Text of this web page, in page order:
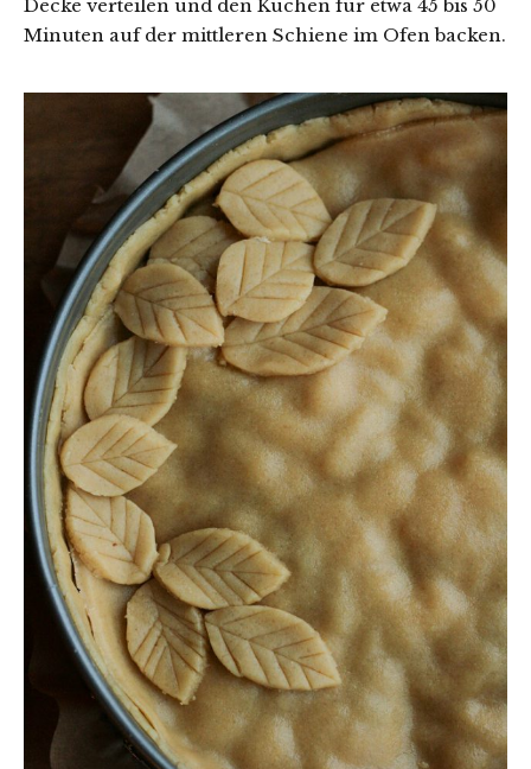
Decke verteilen und den Kuchen für etwa 45 bis 50
Minuten auf der mittleren Schiene im Ofen backen.